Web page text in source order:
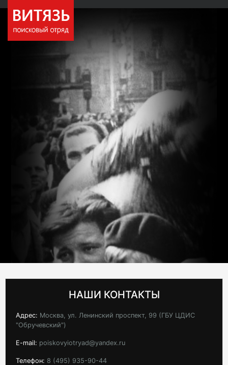
НАШИ КОНТАКТЫ
Адрес: Москва, ул. Ленинский проспект, 99 (ГБУ ЦДИС
"Обручевский")
E-mail: poiskovyiotryad@yandex.ru
Телефон: 8 (495) 935-90-44